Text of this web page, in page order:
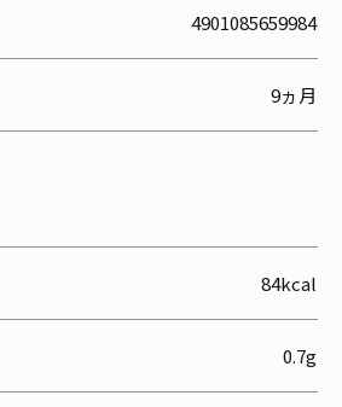
4901085659984
9ヵ月
84kcal
0.7g